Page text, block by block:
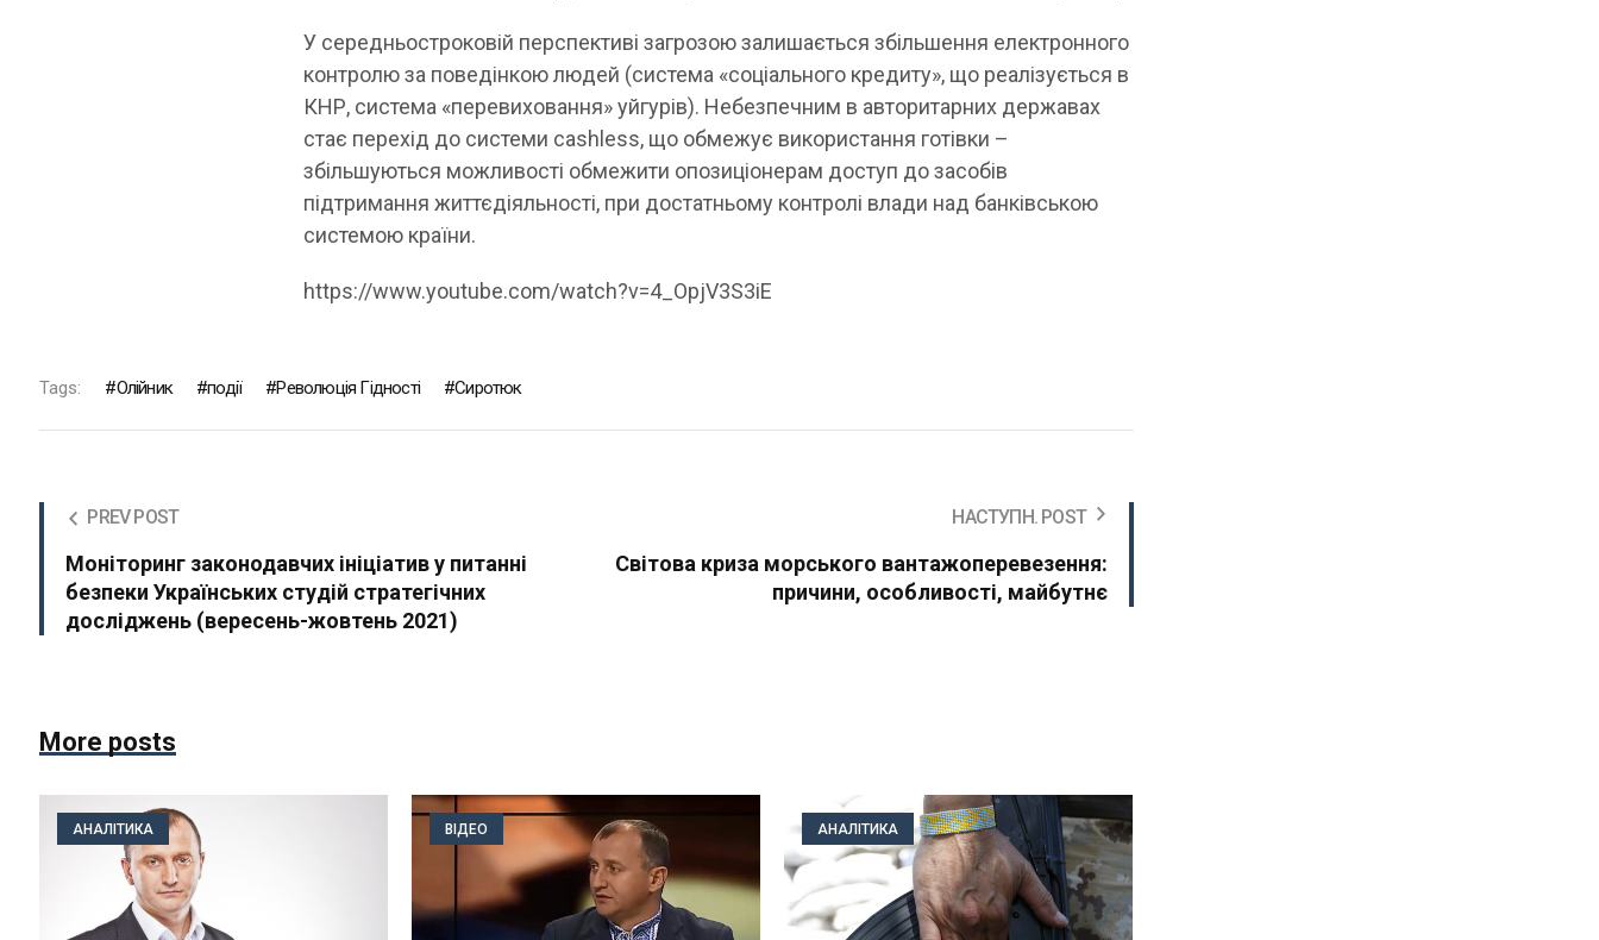
У середньостроковій перспективі загрозою залишається збільшення електронного
контролю за поведінкою людей (система «соціального кредиту», що реалізується в
КНР, система «перевиховання» уйгурів). Небезпечним в авторитарних державах
стає перехід до системи cashless, що обмежує використання готівки –
збільшуються можливості обмежити опозиціонерам доступ до засобів
підтримання життєдіяльності, при достатньому контролі влади над банківською
системою країни.
https://www.youtube.com/watch?v=4_OpjV3S3iE
Tags: Олійник події Революція Гідності Сиротюк
PREV POST
Моніторинг законодавчих ініціатив у питанні
безпеки Українських студій стратегічних
досліджень (вересень-жовтень 2021)
НАСТУПН. POST
Світова криза морського вантажоперевезення:
причини, особливості, майбутнє
More posts
АНАЛІТИКА ВІДЕО АНАЛІТИКА